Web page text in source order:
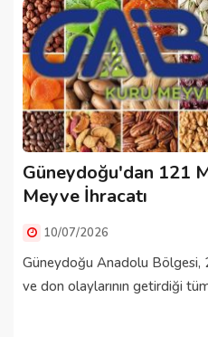
Güneydoğu'dan 121
Meyve İhracatı
10/07/2026
Güneydoğu Anadolu Bölgesi,
ve don olaylarının getirdiği